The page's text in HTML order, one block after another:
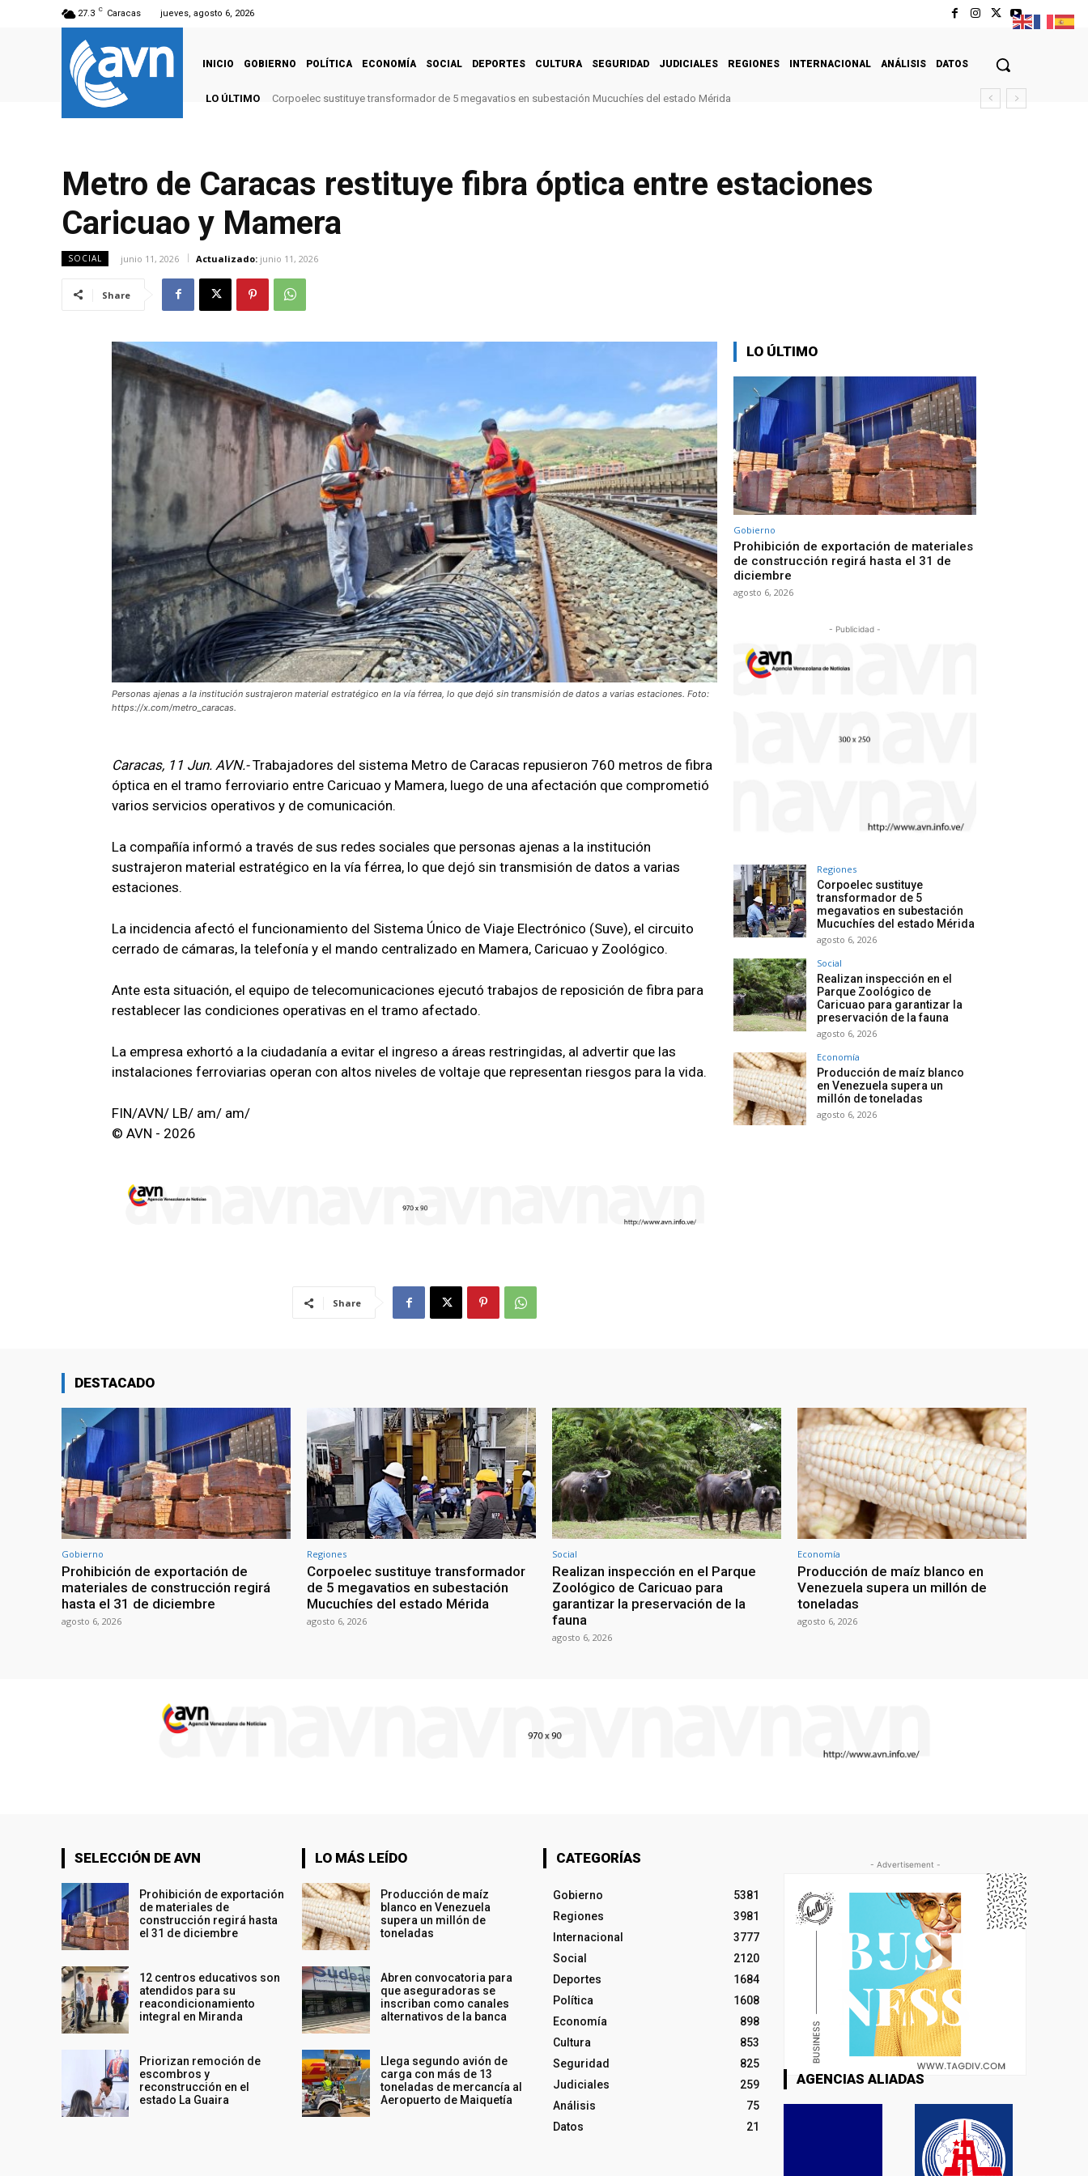
27.3 C Caracas jueves, agosto 6, 2026
INICIO GOBIERNO POLÍTICA ECONOMÍA SOCIAL DEPORTES CULTURA SEGURIDAD JUDICIALES REGIONES INTERNACIONAL ANÁLISIS DATOS
LO ÚLTIMO Corpoelec sustituye transformador de 5 megavatios en subestación Mucuchíes del estado Mérida
Metro de Caracas restituye fibra óptica entre estaciones
Caricuao y Mamera
SOCIAL junio 11, 2026 Actualizado: junio 11, 2026
Share
Personas ajenas a la institución sustrajeron material estratégico en la vía férrea, lo que dejó sin transmisión de datos a varias estaciones. Foto:
https://x.com/metro_caracas.
Caracas, 11 Jun. AVN.-Trabajadores del sistema Metro de Caracas repusieron 760 metros de fibra
óptica en el tramo ferroviario entre Caricuao y Mamera, luego de una afectación que comprometió
varios servicios operativos y de comunicación.
La compañía informó a través de sus redes sociales que personas ajenas a la institución
sustrajeron material estratégico en la vía férrea, lo que dejó sin transmisión de datos a varias
estaciones.
La incidencia afectó el funcionamiento del Sistema Único de Viaje Electrónico (Suve), el circuito
cerrado de cámaras, la telefonía y el mando centralizado en Mamera, Caricuao y Zoológico.
Ante esta situación, el equipo de telecomunicaciones ejecutó trabajos de reposición de fibra para
restablecer las condiciones operativas en el tramo afectado.
La empresa exhortó a la ciudadanía a evitar el ingreso a áreas restringidas, al advertir que las
instalaciones ferroviarias operan con altos niveles de voltaje que representan riesgos para la vida.
FIN/AVN/ LB/ am/ am/
© AVN - 2026
Share
LO ÚLTIMO
Gobierno
Prohibición de exportación de materiales
de construcción regirá hasta el 31 de
diciembre
agosto 6, 2026
- Publicidad -
Regiones
Corpoelec sustituye
transformador de 5
megavatios en subestación
Mucuchíes del estado Mérida
agosto 6, 2026
Social
Realizan inspección en el
Parque Zoológico de
Caricuao para garantizar la
preservación de la fauna
agosto 6, 2026
Economía
Producción de maíz blanco
en Venezuela supera un
millón de toneladas
agosto 6, 2026
DESTACADO
Gobierno
Prohibición de exportación de
materiales de construcción regirá
hasta el 31 de diciembre
agosto 6, 2026
Regiones
Corpoelec sustituye transformador
de 5 megavatios en subestación
Mucuchíes del estado Mérida
agosto 6, 2026
Social
Realizan inspección en el Parque
Zoológico de Caricuao para
garantizar la preservación de la
fauna
agosto 6, 2026
Economía
Producción de maíz blanco en
Venezuela supera un millón de
toneladas
agosto 6, 2026
SELECCIÓN DE AVN
Prohibición de exportación
de materiales de
construcción regirá hasta
el 31 de diciembre
12 centros educativos son
atendidos para su
reacondicionamiento
integral en Miranda
Priorizan remoción de
escombros y
reconstrucción en el
estado La Guaira
LO MÁS LEÍDO
Producción de maíz
blanco en Venezuela
supera un millón de
toneladas
Abren convocatoria para
que aseguradoras se
inscriban como canales
alternativos de la banca
Llega segundo avión de
carga con más de 13
toneladas de mercancía al
Aeropuerto de Maiquetía
CATEGORÍAS
Gobierno
5381
Regiones
3981
Internacional
3777
Social
2120
Deportes
1684
Política
1608
Economía
898
Cultura
853
Seguridad
825
Judiciales
259
Análisis
75
Datos
21
- Advertisement -
AGENCIAS ALIADAS